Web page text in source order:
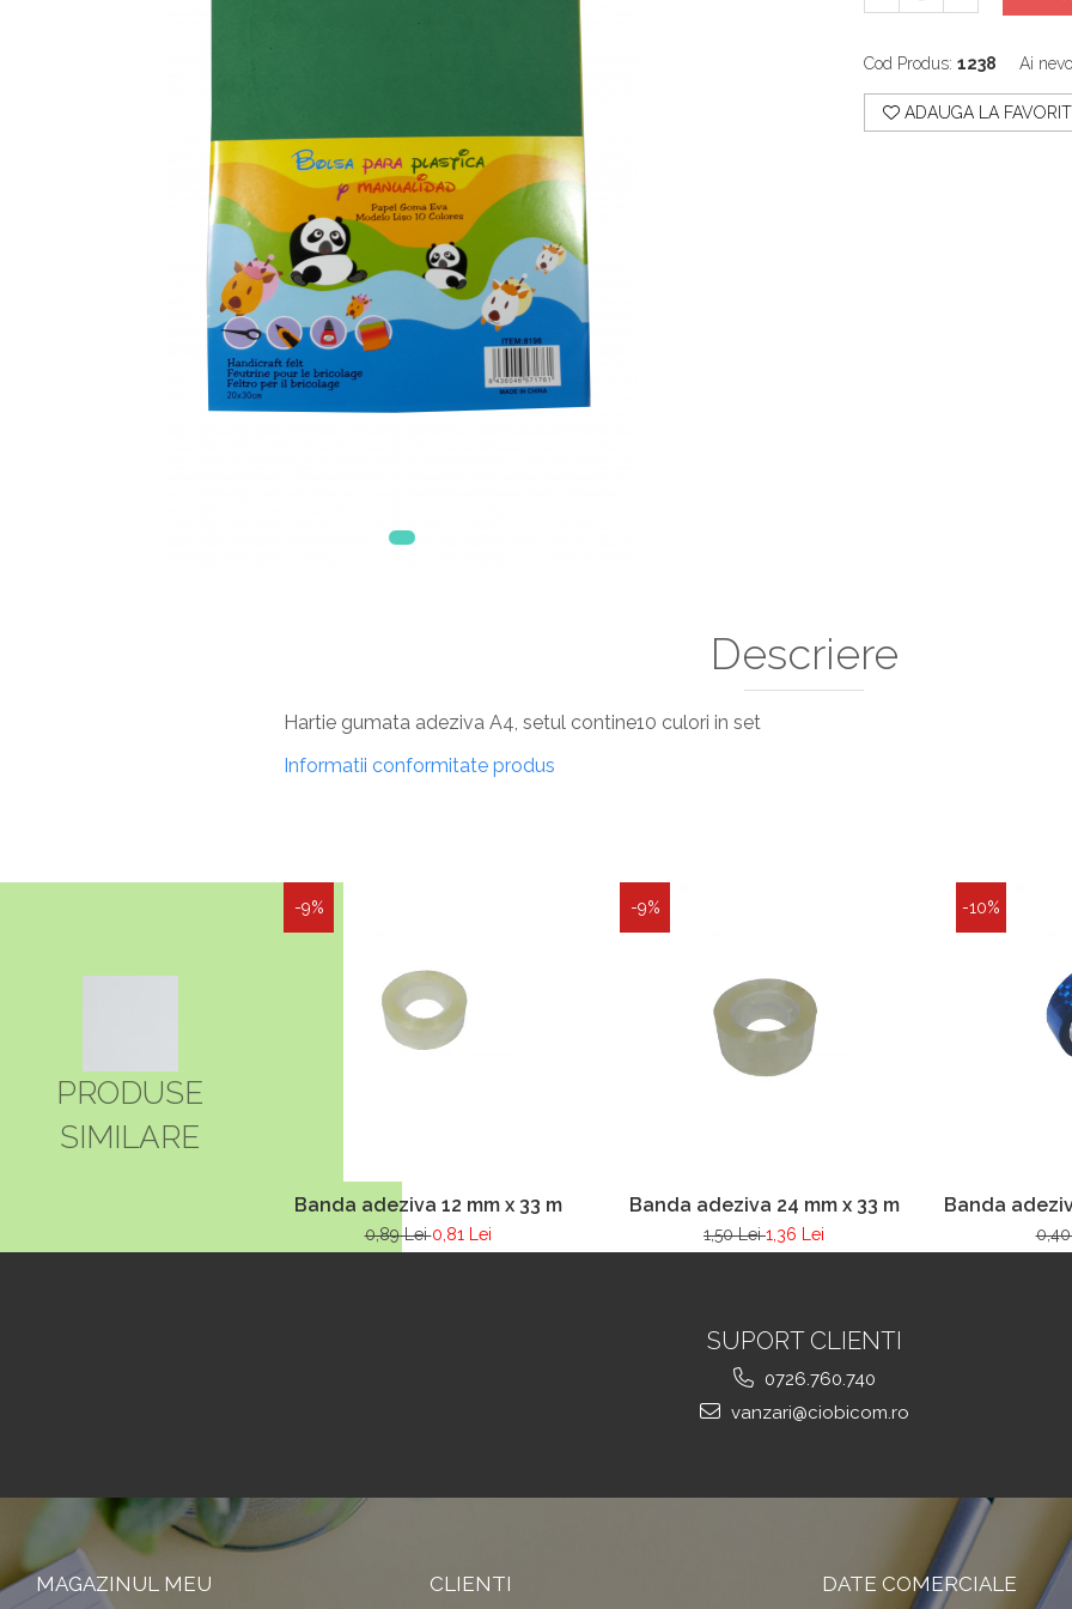
Cod Produs: 1238 Ai
ADAUGA LA
Descriere
Hartie gumata adeziva A4, setul contine10 culori in set
Informatii conformitate produs
PRODUSE
SIMILARE
-9%
Banda adeziva 12 mm x 33 m
0,89 Lei0,81 Lei
-9%
Banda adeziva 24 mm x 33 m
1,50 Lei1,36 Lei
-10%
Banda
SUPORT CLIENTI
0726.760.740
vanzari@ciobicom.ro
MAGAZINUL MEU CLIENTI DATE COMERCIALE